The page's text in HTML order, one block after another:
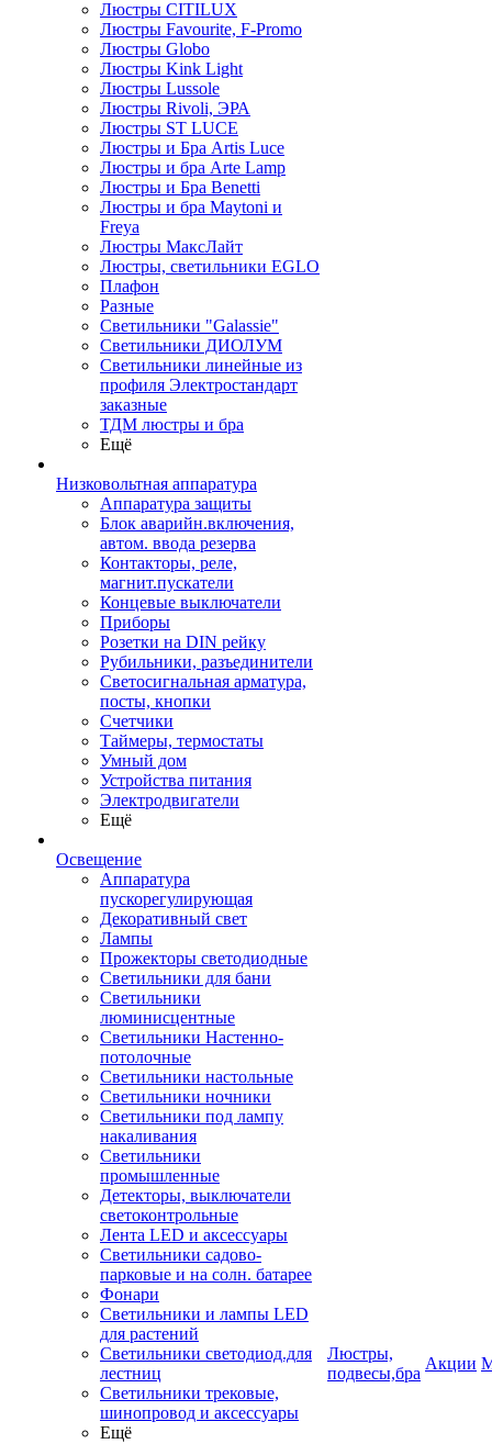
Люстры CITILUX
Люстры Favourite, F-Promo
Люстры Globo
Люстры Kink Light
Люстры Lussole
Люстры Rivoli, ЭРА
Люстры ST LUCE
Люстры и Бра Artis Luce
Люстры и бра Arte Lamp
Люстры и Бра Benetti
Люстры и бра Maytoni и
Freya
Люстры МаксЛайт
Люстры, светильники EGLO
Плафон
Разные
Светильники "Galassie"
Светильники ДИОЛУМ
Светильники линейные из
профиля Электростандарт
заказные
ТДМ люстры и бра
Ещё
Низковольтная аппаратура
Аппаратура защиты
Блок аварийн.включения,
автом. ввода резерва
Контакторы, реле,
магнит.пускатели
Концевые выключатели
Приборы
Розетки на DIN рейку
Рубильники, разъединители
Светосигнальная арматура,
посты, кнопки
Счетчики
Таймеры, термостаты
Умный дом
Устройства питания
Электродвигатели
Ещё
Освещение
Аппаратура
пускорегулирующая
Декоративный свет
Лампы
Прожекторы светодиодные
Светильники для бани
Светильники
люминисцентные
Светильники Настенно-
потолочные
Светильники настольные
Светильники ночники
Светильники под лампу
накаливания
Светильники
промышленные
Детекторы, выключатели
светоконтрольные
Лента LED и аксессуары
Светильники садово-
парковые и на солн. батарее
Фонари
Светильники и лампы LED
для растений
Светильники светодиод.для
лестниц
Светильники трековые,
шинопровод и аксессуары
Ещё
Люстры,
подвесы,бра
Акции